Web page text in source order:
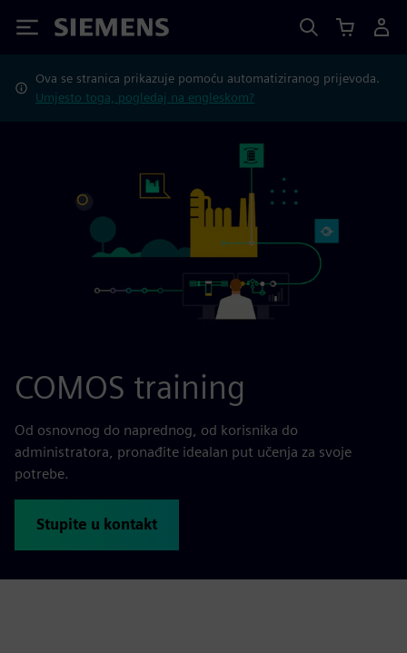
Siemens
Ova se stranica prikazuje pomoću automatiziranog prijevoda.
Umjesto toga, pogledaj na engleskom?
COMOS training
Od osnovnog do naprednog, od korisnika do
administratora, pronađite idealan put učenja za svoje
potrebe.
Stupite u kontakt